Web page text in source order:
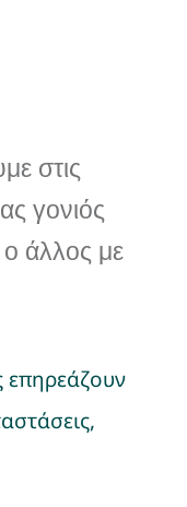
στις
γονιός
άλλος με
επηρεάζουν